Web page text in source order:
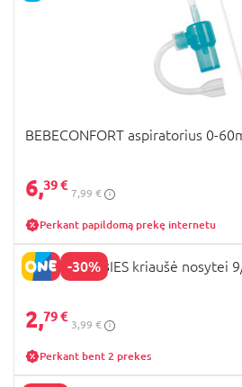
BEBECONFORT aspiratorius 0-
6,39 €
7,99 €
Perkant papildomą prekę internetu
-30%
CANPOL BABIES kriaušė nosytei
2,79 €
3,99 €
Perkant bent 2 prekes